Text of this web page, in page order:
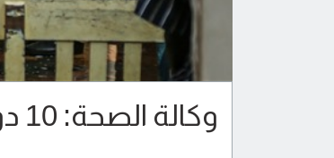
وكالة الصحة: 10 دول أفريقية مهددة بتفشي فيروس إيبولا